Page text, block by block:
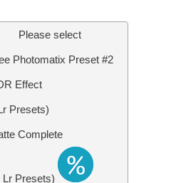
Please select
Photomatix Preset #2
Effect
Presets)
Complete
Lr Presets)